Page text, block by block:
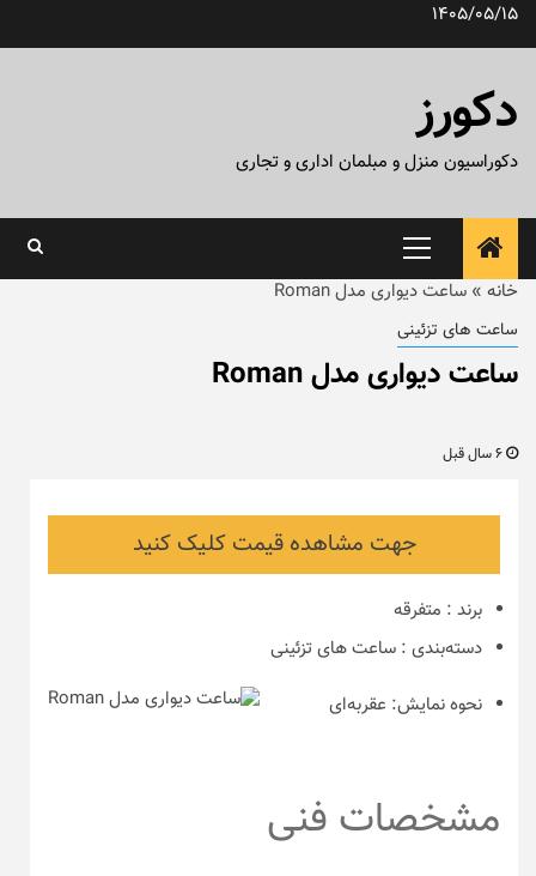
پرش1405/05/15
دکورز
دکوراسیون منزل و مبلمان اداری و تجاری
منوی
اصلی
خانه » ساعت دیواری مدل Roman
ساعت های تزئینی
ساعت دیواری مدل Roman
جهت مشاهده قیمت کلیک کنید
برند : متفرقه
دسته‌بندی : ساعت های تزئینی
نحوه نمایش: عقربه‌ای
مشخصات فنی